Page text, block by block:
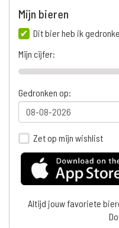
Mijn bieren
Dit bier heb ik
Mijn cijfer:
Gedronken op:
Zet op mijn wishlist
Altijd jouw favoriete